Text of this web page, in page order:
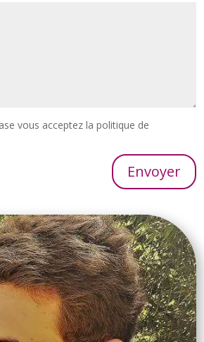
vous acceptez la politique de
Envoyer